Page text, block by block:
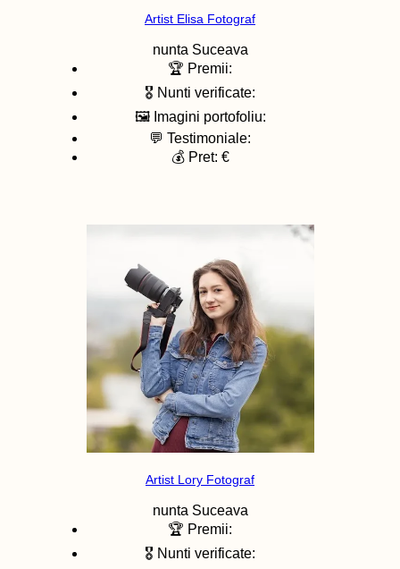
Artist Elisa Fotograf
nunta Suceava
🏆 Premii:
🎖️ Nunti verificate:
🖼️ Imagini portofoliu:
💬 Testimoniale:
💰 Pret: €
Artist Lory Fotograf
nunta Suceava
🏆 Premii:
🎖️ Nunti verificate: